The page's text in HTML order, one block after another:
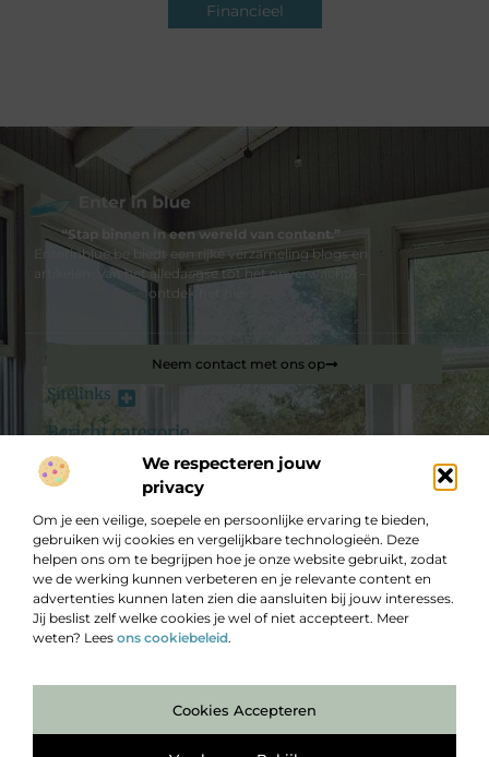
We respecteren jouw
privacy
Om je een veilige, soepele en persoonlijke ervaring te bieden,
gebruiken wij cookies en vergelijkbare technologieën. Deze
helpen ons om te begrijpen hoe je onze website gebruikt, zodat
we de werking kunnen verbeteren en je relevante content en
advertenties kunnen laten zien die aansluiten bij jouw interesses.
Jij beslist zelf welke cookies je wel of niet accepteert. Meer
weten? Lees ons cookiebeleid.
Cookies Accepteren
Top
Financieel
“Stap binnen in een wereld van content.”
Enterinblue.be biedt een rijke verzameling blogs en
artikelen. Van het alledaagse tot het onverwachte –
ontdek het hier.
Sitelinks
Privé een Volkswagen Caddy leasen
LED-verlichting onder de terrasoverkapping online kopen
Een Fris en Schoon Interieur: Interieur Reinigen bij Bas Car
Wash
Kwaliteit door keurmerk private auto leasen
Bericht categorie
Neem contact met ons op